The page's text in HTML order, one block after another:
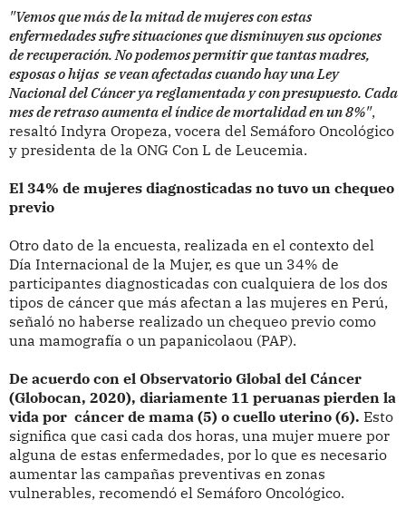
"Vemos que más de la mitad de mujeres con estas
enfermedades sufre situaciones que disminuyen sus opciones
de recuperación. No podemos permitir que tantas madres,
esposas o hijas se vean afectadas cuando hay una Ley
Nacional del Cáncer ya reglamentada y con presupuesto. Cada
mes de retraso aumenta el índice de mortalidad en un 8%",
resaltó Indyra Oropeza, vocera del Semáforo Oncológico
y presidenta de la ONG Con L de Leucemia.
El 34% de mujeres diagnosticadas no tuvo un chequeo
previo
Otro dato de la encuesta, realizada en el contexto del
Día Internacional de la Mujer, es que un 34% de
participantes diagnosticadas con cualquiera de los dos
tipos de cáncer que más afectan a las mujeres en Perú,
señaló no haberse realizado un chequeo previo como
una mamografía o un papanicolaou (PAP).
De acuerdo con el Observatorio Global del Cáncer
(Globocan, 2020), diariamente 11 peruanas pierden la
vida por cáncer de mama (5) o cuello uterino (6). Esto
significa que casi cada dos horas, una mujer muere por
alguna de estas enfermedades, por lo que es necesario
aumentar las campañas preventivas en zonas
vulnerables, recomendó el Semáforo Oncológico.